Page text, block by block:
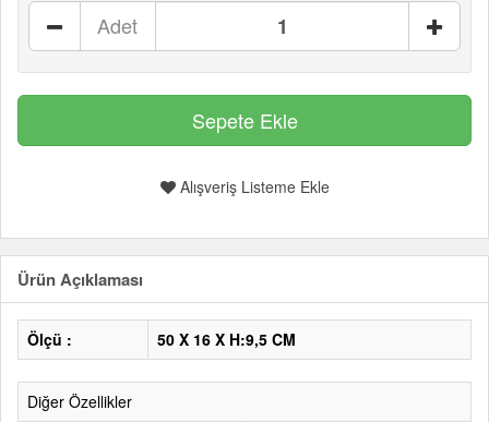
Adet
Alışveriş Listeme Ekle
Ürün Açıklaması
Ölçü : 50 X 16 X H:9,5 CM
Diğer Özellikler